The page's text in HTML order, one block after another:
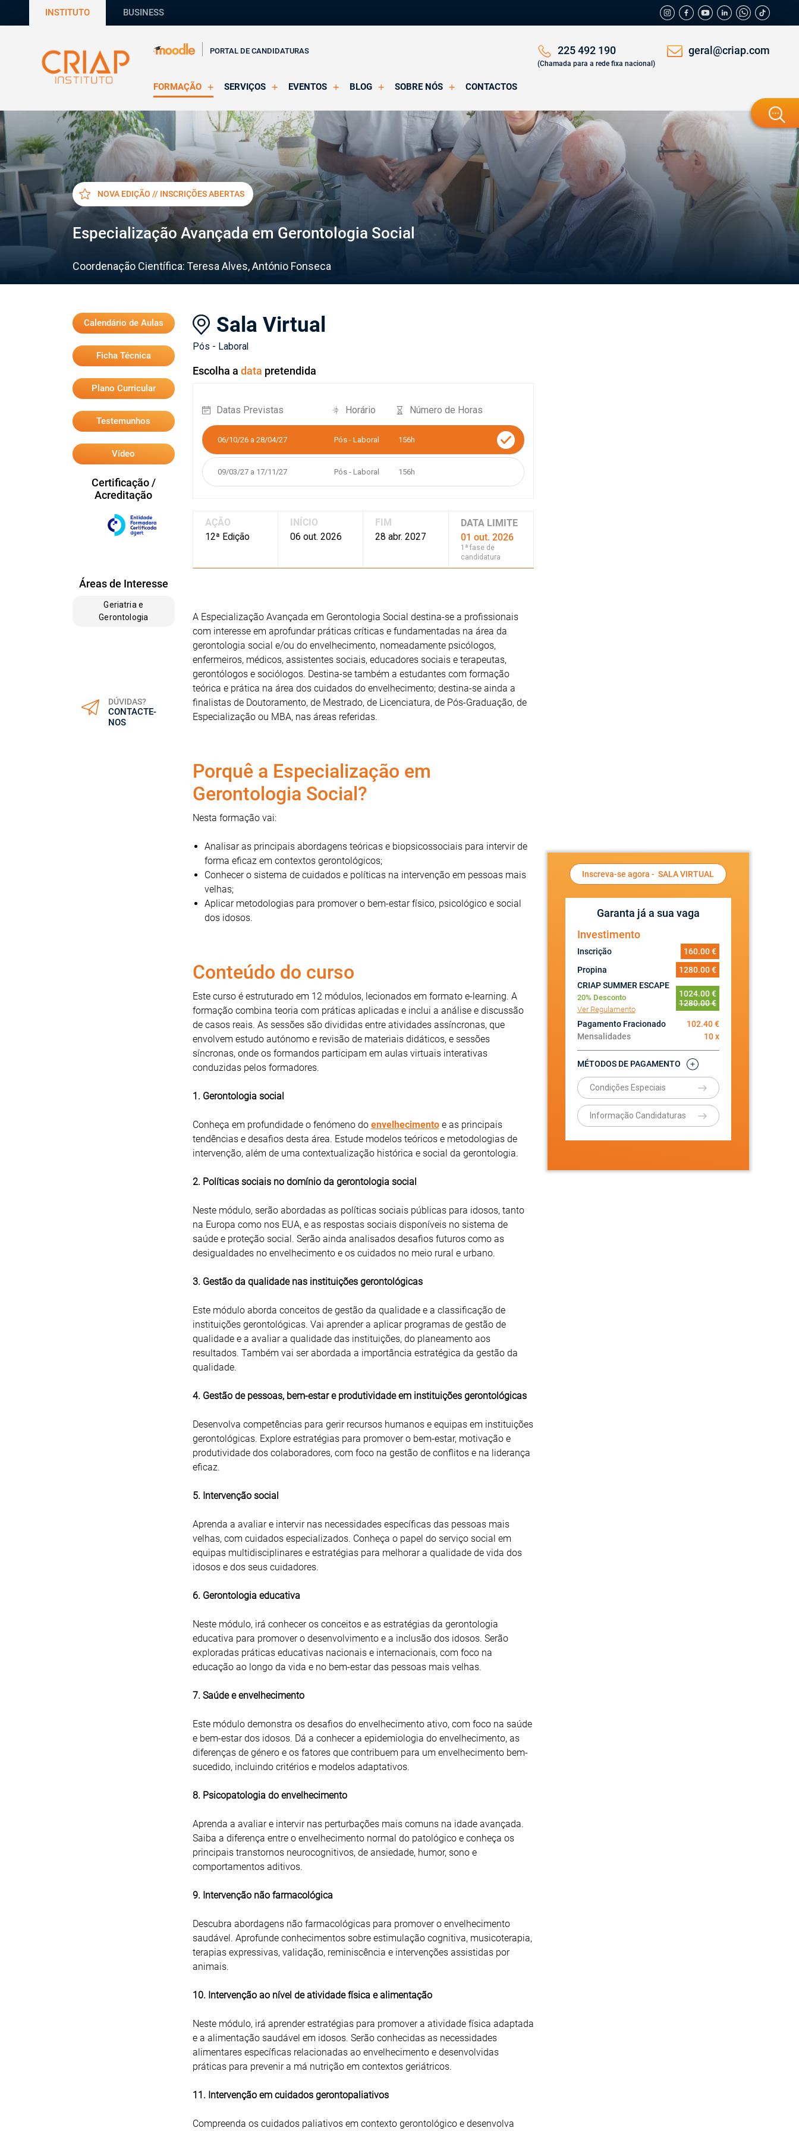
INSTITUTO BUSINESS
PORTAL DE CANDIDATURAS 225 492 190
(Chamada para a rede fixa nacional)
geral@criap.com
FORMAÇÃO
Todas as Formações
SERVIÇOS
Consultas
Estágios
CRIAP Edições
EVENTOS
Eventos Decorridos
BLOG
Multimédia
SOBRE NÓS
Docentes
Formação Acreditada OPP
Parcerias e Certificações
CONTACTOS
NOVA EDIÇÃO // INSCRIÇÕES ABERTAS
Especialização Avançada em Gerontologia Social
Coordenação Científica: Teresa Alves, António Fonseca
Calendário de Aulas
Ficha Técnica
Plano Curricular
Testemunhos
Vídeo
Certificação /
Acreditação
Áreas de Interesse
Geriatria e
Gerontologia
DÚVIDAS?
CONTACTE-
NOS
Sala Virtual
Pós - Laboral
Escolha a data pretendida
Datas Previstas Horário Número de Horas
06/10/26 a 28/04/27 Pós - Laboral 156h
09/03/27 a 17/11/27 Pós - Laboral 156h
AÇÃO
12ª Edição
INÍCIO
06 out. 2026
FIM
28 abr. 2027
DATA LIMITE
01 out. 2026
1ª fase de
candidatura
A Especialização Avançada em Gerontologia Social destina-se a profissionais
com interesse em aprofundar práticas críticas e fundamentadas na área da
gerontologia social e/ou do envelhecimento, nomeadamente psicólogos,
enfermeiros, médicos, assistentes sociais, educadores sociais e terapeutas,
gerontólogos e sociólogos. Destina-se também a estudantes com formação
teórica e prática na área dos cuidados do envelhecimento; destina-se ainda a
finalistas de Doutoramento, de Mestrado, de Licenciatura, de Pós-Graduação, de
Especialização ou MBA, nas áreas referidas.
Porquê a Especialização em
Gerontologia Social?
Nesta formação vai:
Analisar as principais abordagens teóricas e biopsicossociais para intervir de
forma eficaz em contextos gerontológicos;
Conhecer o sistema de cuidados e políticas na intervenção em pessoas mais
velhas;
Aplicar metodologias para promover o bem-estar físico, psicológico e social
dos idosos.
Conteúdo do curso
Este curso é estruturado em 12 módulos, lecionados em formato e-learning. A
formação combina teoria com práticas aplicadas e inclui a análise e discussão
de casos reais. As sessões são divididas entre atividades assíncronas, que
envolvem estudo autónomo e revisão de materiais didáticos, e sessões
síncronas, onde os formandos participam em aulas virtuais interativas
conduzidas pelos formadores.
1. Gerontologia social
Conheça em profundidade o fenómeno do envelhecimentoe as principais
tendências e desafios desta área. Estude modelos teóricos e metodologias de
intervenção, além de uma contextualização histórica e social da gerontologia.
2. Políticas sociais no domínio da gerontologia social
Neste módulo, serão abordadas as políticas sociais públicas para idosos, tanto
na Europa como nos EUA, e as respostas sociais disponíveis no sistema de
saúde e proteção social. Serão ainda analisados desafios futuros como as
desigualdades no envelhecimento e os cuidados no meio rural e urbano.
3. Gestão da qualidade nas instituições gerontológicas
Este módulo aborda conceitos de gestão da qualidade e a classificação de
instituições gerontológicas. Vai aprender a aplicar programas de gestão de
qualidade e a avaliar a qualidade das instituições, do planeamento aos
resultados. Também vai ser abordada a importância estratégica da gestão da
qualidade.
4. Gestão de pessoas, bem-estar e produtividade em instituições gerontológicas
Desenvolva competências para gerir recursos humanos e equipas em instituições
gerontológicas. Explore estratégias para promover o bem-estar, motivação e
produtividade dos colaboradores, com foco na gestão de conflitos e na liderança
eficaz.
5. Intervenção social
Aprenda a avaliar e intervir nas necessidades específicas das pessoas mais
velhas, com cuidados especializados. Conheça o papel do serviço social em
equipas multidisciplinares e estratégias para melhorar a qualidade de vida dos
idosos e dos seus cuidadores.
6. Gerontologia educativa
Neste módulo, irá conhecer os conceitos e as estratégias da gerontologia
educativa para promover o desenvolvimento e a inclusão dos idosos. Serão
exploradas práticas educativas nacionais e internacionais, com foco na
educação ao longo da vida e no bem-estar das pessoas mais velhas.
7. Saúde e envelhecimento
Este módulo demonstra os desafios do envelhecimento ativo, com foco na saúde
e bem-estar dos idosos. Dá a conhecer a epidemiologia do envelhecimento, as
diferenças de género e os fatores que contribuem para um envelhecimento bem-
sucedido, incluindo critérios e modelos adaptativos.
8. Psicopatologia do envelhecimento
Aprenda a avaliar e intervir nas perturbações mais comuns na idade avançada.
Saiba a diferença entre o envelhecimento normal do patológico e conheça os
principais transtornos neurocognitivos, de ansiedade, humor, sono e
comportamentos aditivos.
9. Intervenção não farmacológica
Descubra abordagens não farmacológicas para promover o envelhecimento
saudável. Aprofunde conhecimentos sobre estimulação cognitiva, musicoterapia,
terapias expressivas, validação, reminiscência e intervenções assistidas por
animais.
10. Intervenção ao nível de atividade física e alimentação
Neste módulo, irá aprender estratégias para promover a atividade física adaptada
e a alimentação saudável em idosos. Serão conhecidas as necessidades
alimentares específicas relacionadas ao envelhecimento e desenvolvidas
práticas para prevenir a má nutrição em contextos geriátricos.
11. Intervenção em cuidados gerontopaliativos
Compreenda os cuidados paliativos em contexto gerontológico e desenvolva
Inscreva-se agora -SALA VIRTUAL
Garanta já a sua vaga
Investimento
Inscrição
160.00 €
Propina
1280.00 €
CRIAP SUMMER ESCAPE
20% Desconto
Ver Regulamento
1024.00 €
1280.00 €
Pagamento Fracionado
102.40 €
Mensalidades
10 x
MÉTODOS DE PAGAMENTO
Condições Especiais
Informação Candidaturas